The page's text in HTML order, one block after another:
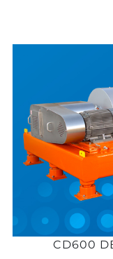
CD600